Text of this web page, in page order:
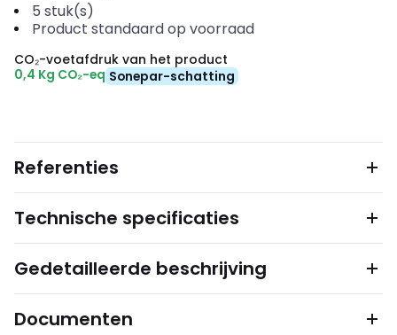
5 stuk(s)
Product standaard op voorraad
CO₂-voetafdruk van het product
0,4 Kg CO₂-eq Sonepar-schatting
Referenties
Technische specificaties
Gedetailleerde beschrijving
Documenten